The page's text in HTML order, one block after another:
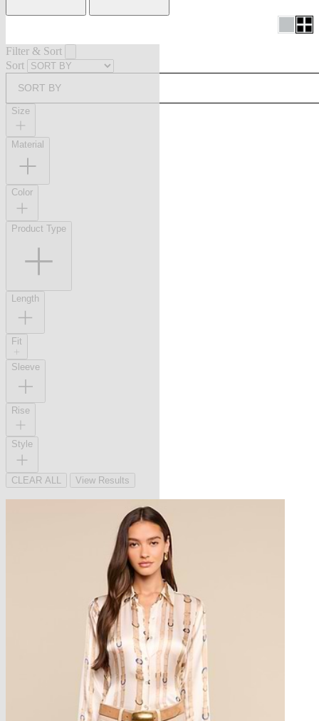
Filter & Sort
Sort
SORT BY
Size
Material
Color
Product Type
Length
Fit
Sleeve
Rise
Style
CLEAR ALL View Results